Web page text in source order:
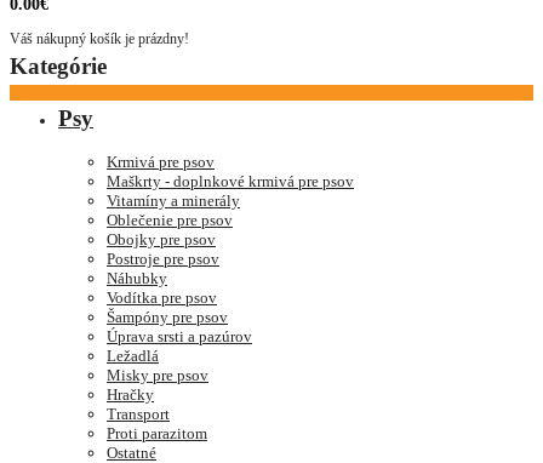
0.00€
Váš nákupný košík je prázdny!
Kategórie
Psy
Krmivá pre psov
Maškrty - doplnkové krmivá pre psov
Vitamíny a minerály
Oblečenie pre psov
Obojky pre psov
Postroje pre psov
Náhubky
Vodítka pre psov
Šampóny pre psov
Úprava srsti a pazúrov
Ležadlá
Misky pre psov
Hračky
Transport
Proti parazitom
Ostatné